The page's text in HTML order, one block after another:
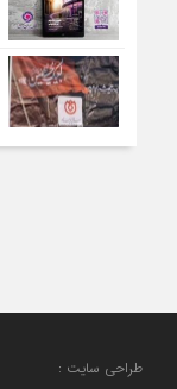
طراحی سایت :